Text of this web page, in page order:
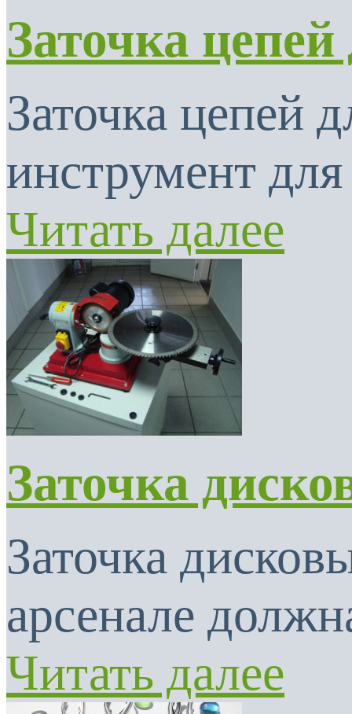
Заточка
Заточка цепей
инструмент
Читать далее
Заточка
Заточка
арсенале
Читать далее